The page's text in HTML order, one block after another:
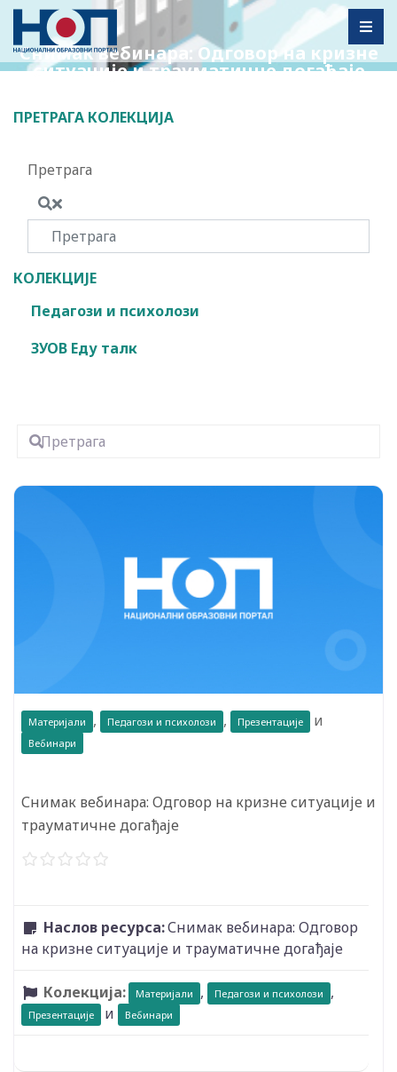
Снимак вебинара: Одговор на кризне
ситуације и трауматичне догађаје
ПРЕТРАГА КОЛЕКЦИЈА
Претрага
КОЛЕКЦИЈЕ
Педагози и психолози
ЗУОВ Еду талк
Претрага
Материјали , Педагози и психолози , Презентације и
Вебинари
Снимак вебинара: Одговор на кризне ситуације и
трауматичне догађаје
Наслов ресурса:Снимак вебинара: Одговор
на кризне ситуације и трауматичне догађаје
Колекција: Материјали , Педагози и психолози ,
Презентације и Вебинари